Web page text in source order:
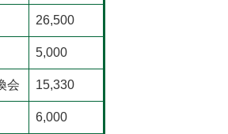
26,500
5,000
会 15,330
6,000